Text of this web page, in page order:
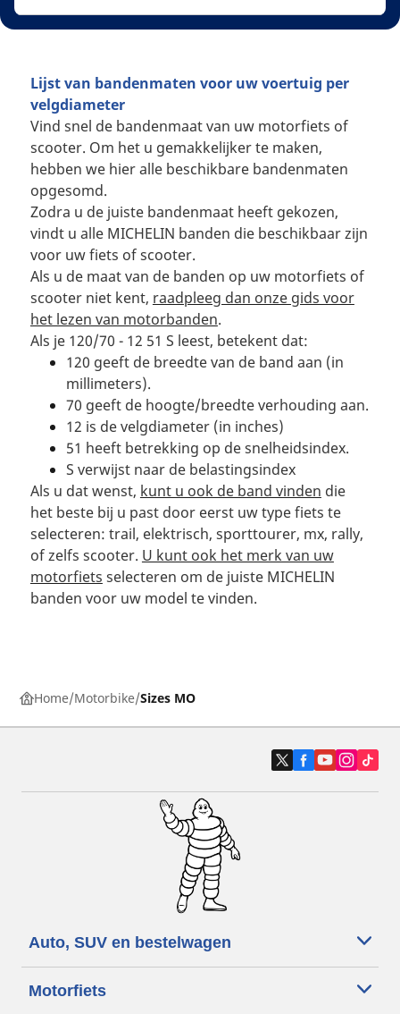
Lijst van bandenmaten voor uw voertuig per
velgdiameter
Vind snel de bandenmaat van uw motorfiets of
scooter. Om het u gemakkelijker te maken,
hebben we hier alle beschikbare bandenmaten
opgesomd.
Zodra u de juiste bandenmaat heeft gekozen,
vindt u alle MICHELIN banden die beschikbaar zijn
voor uw fiets of scooter.
Als u de maat van de banden op uw motorfiets of
scooter niet kent, raadpleeg dan onze gids voor
het lezen van motorbanden.
Als je 120/70 - 12 51 S leest, betekent dat:
120 geeft de breedte van de band aan (in
millimeters).
70 geeft de hoogte/breedte verhouding aan.
12 is de velgdiameter (in inches)
51 heeft betrekking op de snelheidsindex.
S verwijst naar de belastingsindex
Als u dat wenst, kunt u ook de band vinden die
het beste bij u past door eerst uw type fiets te
selecteren: trail, elektrisch, sporttourer, mx, rally,
of zelfs scooter. U kunt ook het merk van uw
motorfiets selecteren om de juiste MICHELIN
banden voor uw model te vinden.
Home Motorbike Sizes MO
Auto, SUV en bestelwagen
Motorfiets